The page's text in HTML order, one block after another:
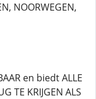
NOORWEGEN,
en biedt ALLE
TE KRIJGEN ALS